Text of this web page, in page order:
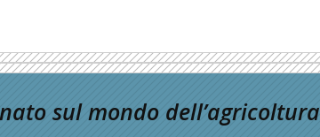
sul mondo dell’agricoltura